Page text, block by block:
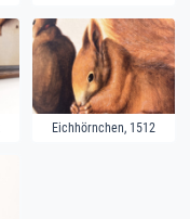
Eichhörnchen, 1512